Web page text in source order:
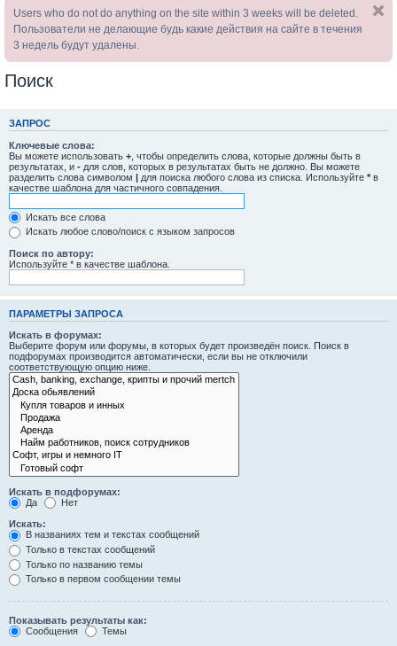
Users who do not do anything on the site within 3 weeks will be deleted.
Пользователи не делающие будь какие действия на сайте в течения
3 недель будут удалены.
Поиск
ЗАПРОС
Ключевые слова:
Вы можете использовать + , чтобы определить слова, которые должны быть в
результатах, и - для слов, которых в результатах быть не должно. Вы можете
разделить слова символом | для поиска любого слова из списка. Используйте * в
качестве шаблона для частичного совпадения.
Искать все слова
Искать любое слово/поиск с языком запросов
Поиск по автору:
Используйте * в качестве шаблона.
ПАРАМЕТРЫ ЗАПРОСА
Искать в форумах:
Выберите форум или форумы, в которых будет произведён поиск. Поиск в
подфорумах производится автоматически, если вы не отключили
соответствующую опцию ниже.
Искать в подфорумах:
Да
Нет
Искать:
В названиях тем и текстах сообщений
Только в текстах сообщений
Только по названию темы
Только в первом сообщении темы
Показывать результаты как:
Сообщения
Темы